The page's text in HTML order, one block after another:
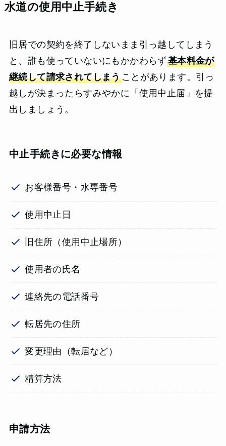
水道の使用中止手続き
旧居での契約を終了しないまま引っ越してしまう
と、誰も使っていないにもかかわらず基本料金が
継続して請求されてしまうことがあります。引っ
越しが決まったらすみやかに「使用中止届」を提
出しましょう。
中止手続きに必要な情報
お客様番号・水専番号
使用中止日
旧住所（使用中止場所）
使用者の氏名
連絡先の電話番号
転居先の住所
変更理由（転居など）
精算方法
申請方法